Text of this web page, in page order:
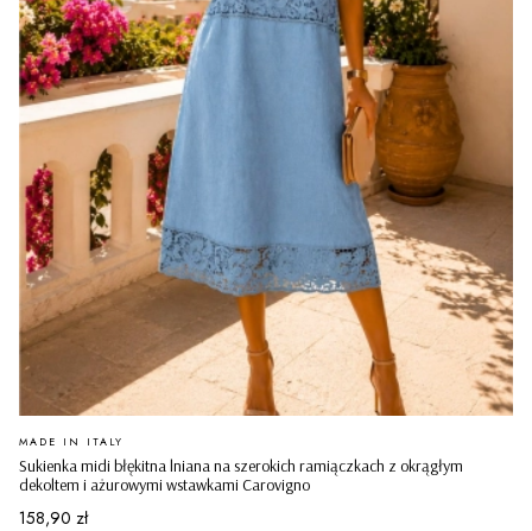
Sukienka midi błękitna lniana na szerokich ramiączkach z okrągłym
dekoltem i ażurowymi wstawkami Carovigno
PRODUCENT
MADE IN ITALY
Cena
158,90 zł